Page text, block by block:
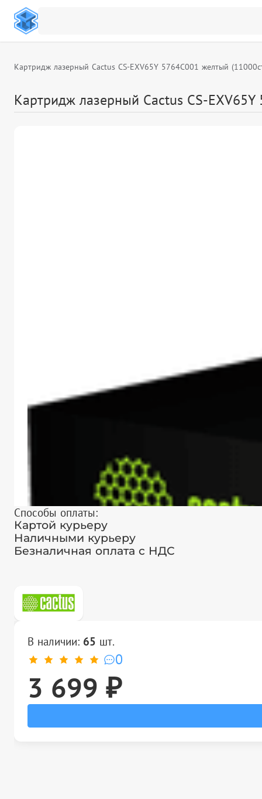
Картридж лазерный Cactus CS-EXV65Y 5764C001 желтый
Картридж лазерный Cactus CS-
Способы оплаты:
Картой курьеру
Наличными курьеру
Безналичная оплата с НДС
В наличии: 65 шт.
0
3 699 ₽